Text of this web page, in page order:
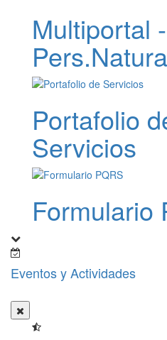
Multiportal -
Portafolio
Servicios
Formulario
Eventos y Actividades